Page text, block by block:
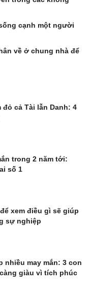
cạnh một người
về ở chung nhà để
cả Tài lẫn Danh: 4
trong 2 năm tới:
số 1
xem điều gì sẽ giúp
sự nghiệp
nhiều may mắn: 3 con
giàu vì tích phúc